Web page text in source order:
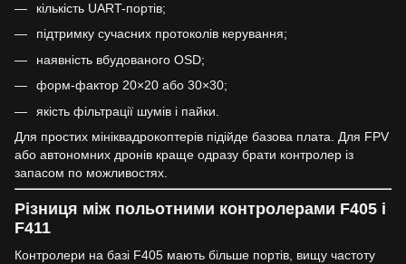
кількість UART-портів;
підтримку сучасних протоколів керування;
наявність вбудованого OSD;
форм-фактор 20×20 або 30×30;
якість фільтрації шумів і пайки.
Для простих мініквадрокоптерів підійде базова плата. Для FPV
або автономних дронів краще одразу брати контролер із
запасом по можливостях.
Різниця між польотними контролерами F405 і
F411
Контролери на базі F405 мають більше портів, вищу частоту